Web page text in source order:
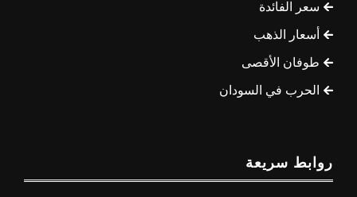
سعر الفائدة
أسعار الذهب
طوفان الأقصى
الحرب في السودان
روابط سريعة